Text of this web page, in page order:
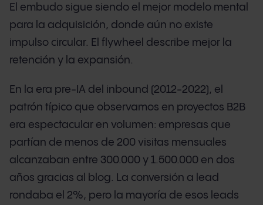
El embudo sigue siendo el mejor modelo mental
para la adquisición, donde aún no existe
impulso circular. El flywheel describe mejor la
retención y la expansión.
En la era pre-IA del inbound (2012-2022), el
patrón típico que observamos en proyectos B2B
era espectacular en volumen: empresas que
partían de menos de 200 visitas mensuales
alcanzaban entre 300.000 y 1.500.000 en dos
años gracias al blog. La conversión a lead
rondaba el 2%, pero la mayoría de esos leads